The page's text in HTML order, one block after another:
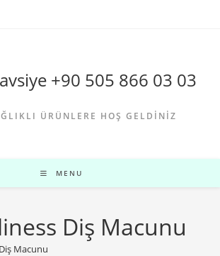
+90 505 866 03 03
ÜRÜNLERE HOŞ GELDINIZ
MENU
Diş Macunu
Macunu